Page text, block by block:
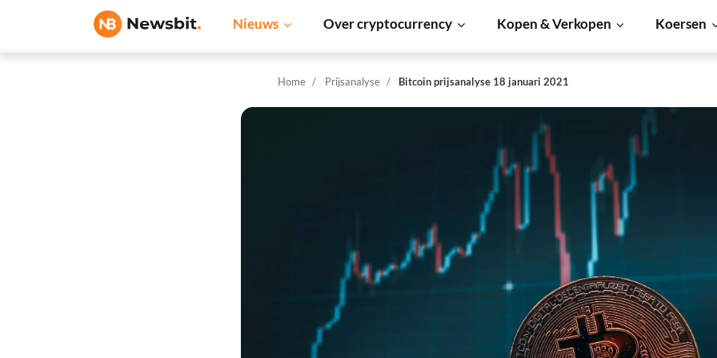
Nieuws Over cryptocurrency Kopen & Verkopen Koersen
Home Prijsanalyse Bitcoin prijsanalyse 18 januari 2021